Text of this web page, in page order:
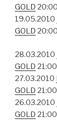
GOLD
19.05.2010
GOLD
28.03.2010
GOLD
27.03.2010
GOLD
26.03.2010
GOLD